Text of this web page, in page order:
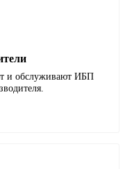
и обслуживают ИБП